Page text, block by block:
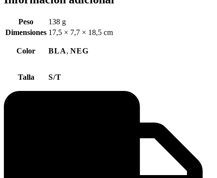
Peso
138 g
Dimensiones 17,5 × 7,7 × 18,5 cm
Color BLA, NEG
Talla S/T